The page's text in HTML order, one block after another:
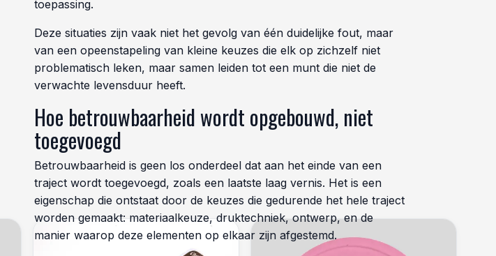
toepassing.
Deze situaties zijn vaak niet het gevolg van één duidelijke fout, maar
van een opeenstapeling van kleine keuzes die elk op zichzelf niet
problematisch leken, maar samen leiden tot een munt die niet de
verwachte levensduur heeft.
Hoe betrouwbaarheid wordt opgebouwd, niet
toegevoegd
Betrouwbaarheid is geen los onderdeel dat aan het einde van een
traject wordt toegevoegd, zoals een laatste laag vernis. Het is een
eigenschap die ontstaat door de keuzes die gedurende het hele traject
worden gemaakt: materiaalkeuze, druktechniek, ontwerp, en de
manier waarop deze elementen op elkaar zijn afgestemd.